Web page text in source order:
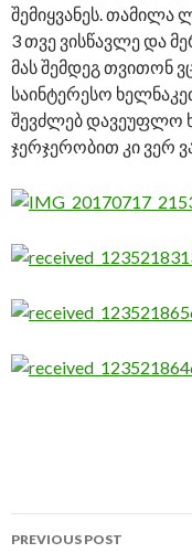
შემიყვანეს. თამილა
3 თვე ვისწავლე და
მას შემდეგ თვითონ
საინტერესო
შევძლებ დავეუფლო
ჯერჯერობით კი ვერ
PREVIOUS POST